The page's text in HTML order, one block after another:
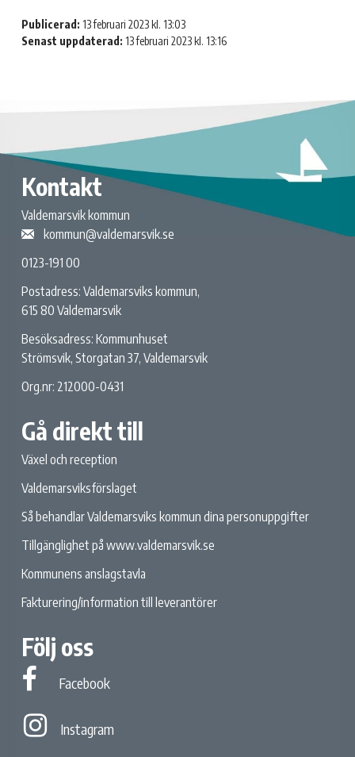
Publicerad: 13 februari 2023 kl. 13:03
Senast uppdaterad: 13 februari 2023 kl. 13:16
Kontakt
Valdemarsvik kommun
kommun@valdemarsvik.se
0123-191 00
Postadress: Valdemarsviks kommun,
615 80 Valdemarsvik
Besöksadress: Kommunhuset
Strömsvik, Storgatan 37, Valdemarsvik
Org.nr: 212000-0431
Gå direkt till
Växel och reception
Valdemarsviksförslaget
Så behandlar Valdemarsviks kommun dina personuppgifter
Tillgänglighet på www.valdemarsvik.se
Kommunens anslagstavla
Fakturering/information till leverantörer
Följ oss
Facebook
Facebook
Instagram
Instagram